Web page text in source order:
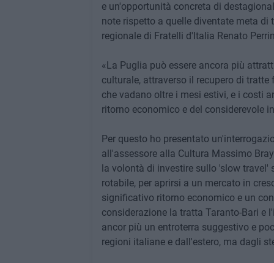
e un'opportunità concreta di
note rispetto a quelle diventate meta
regionale di Fratelli d'Italia Renato
«La Puglia può essere ancora più
culturale, attraverso il recupero di
che vadano oltre i mesi estivi, e i costi
ritorno economico e del considerevole
Per questo ho presentato
all'assessore alla Cultura Massimo
la volontà di investire sullo 'slow travel'
rotabile, per aprirsi a un mercato in
significativo ritorno economico e un
considerazione la tratta Taranto-Bari e
ancor più un entroterra suggestivo e
regioni italiane e dall'estero, ma dagli